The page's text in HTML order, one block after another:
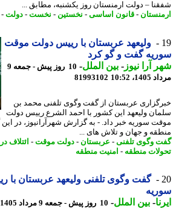
– دولت ارمنستان روز یکشنبه، مطابق ...
-قانون اساسی-نخستین-نخست-دولت-
ولیعهد عربستان با رییس دولت موقت
گفت و گو کرد
آرا نیوز-بین الملل-
10 روز پیش - جمعه 9
10:52
81993102
عربستان از گفت وگوی تلفنی محمد بن
ولیعهد این کشور با احمد الشرع رییس دولت
سوریه خبر داد. - به گزارش شهرآرانیوز، در این
و جهان و تلاش های ...
وگوی تلفنی-عربستان-دولت موقت-ائتلاف دریایی
منطقه-امنیت منطقه
گفت وگوی تلفنی ولیعهد عربستان با
-بین الملل-10 روز پیش - جمعه 9 مرداد 1405، 10:25